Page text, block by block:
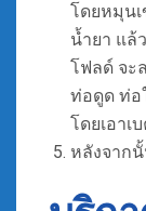
โดยหมุน
น้ำยา แล้
โฟลด์ จะ
ท่อดูด ท่อ
โดยเอาเ
หลังจาก